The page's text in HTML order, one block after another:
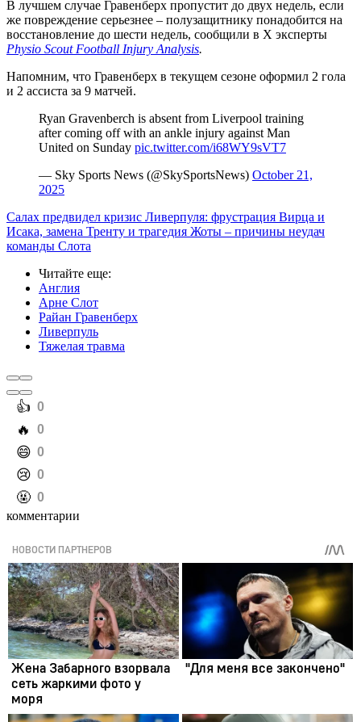
В лучшем случае Гравенберх пропустит до двух недель, если
же повреждение серьезнее – полузащитнику понадобится на
восстановление до шести недель, сообщили в X эксперты
Physio Scout Football Injury Analysis.
Напомним, что Гравенберх в текущем сезоне оформил 2 гола
и 2 ассиста за 9 матчей.
Ryan Gravenberch is absent from Liverpool training
after coming off with an ankle injury against Man
United on Sunday pic.twitter.com/i68WY9sVT7
— Sky Sports News (@SkySportsNews) October 21,
2025
Салах предвидел кризис Ливерпуля: фрустрация Вирца и
Исака, замена Тренту и трагедия Жоты – причины неудач
команды Слота
Читайте еще:
Англия
Арне Слот
Райан Гравенберх
Ливерпуль
Тяжелая травма
️👍 0
️🔥 0
️😄 0
️😢 0
️🤬 0
комментарии